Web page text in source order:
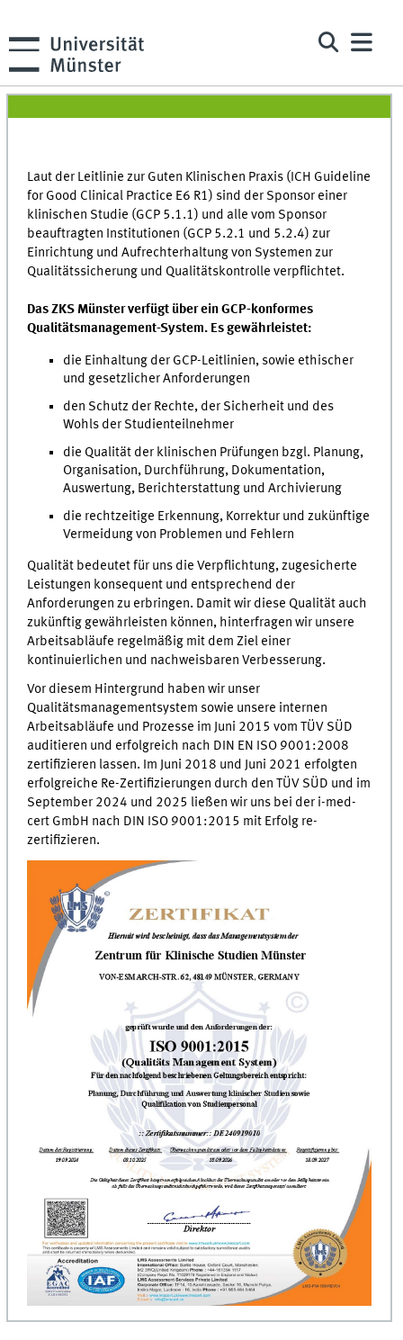
Laut der Leitlinie zur Guten Klinischen Praxis (ICH Guideline
for Good Clinical Practice E6 R1) sind der Sponsor einer
klinischen Studie (GCP 5.1.1) und alle vom Sponsor
beauftragten Institutionen (GCP 5.2.1 und 5.2.4) zur
Einrichtung und Aufrechterhaltung von Systemen zur
Qualitätssicherung und Qualitätskontrolle verpflichtet.
Das ZKS Münster verfügt über ein GCP-konformes
Qualitätsmanagement-System. Es gewährleistet:
die Einhaltung der GCP-Leitlinien, sowie ethischer
und gesetzlicher Anforderungen
den Schutz der Rechte, der Sicherheit und des
Wohls der Studienteilnehmer
die Qualität der klinischen Prüfungen bzgl. Planung,
Organisation, Durchführung, Dokumentation,
Auswertung, Berichterstattung und Archivierung
die rechtzeitige Erkennung, Korrektur und zukünftige
Vermeidung von Problemen und Fehlern
Qualität bedeutet für uns die Verpflichtung, zugesicherte
Leistungen konsequent und entsprechend der
Anforderungen zu erbringen. Damit wir diese Qualität auch
zukünftig gewährleisten können, hinterfragen wir unsere
Arbeitsabläufe regelmäßig mit dem Ziel einer
kontinuierlichen und nachweisbaren Verbesserung.
Vor diesem Hintergrund haben wir unser
Qualitätsmanagementsystem sowie unsere internen
Arbeitsabläufe und Prozesse im Juni 2015 vom TÜV SÜD
auditieren und erfolgreich nach DIN EN ISO 9001:2008
zertifizieren lassen. Im Juni 2018 und Juni 2021 erfolgten
erfolgreiche Re-Zertifizierungen durch den TÜV SÜD und im
September 2024 und 2025 ließen wir uns bei der i-med-
cert GmbH nach DIN ISO 9001:2015 mit Erfolg re-
zertifizieren.